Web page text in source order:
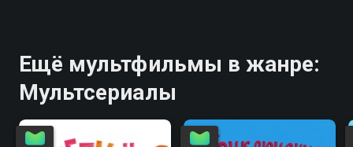
Ещё мультфильмы в жанре:
Мультсериалы